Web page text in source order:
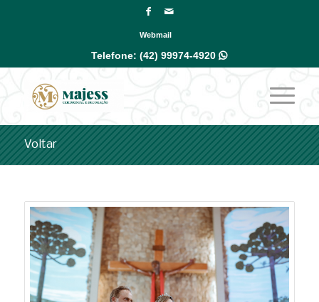
Webmail
Telefone:(42) 99974-4920
Voltar